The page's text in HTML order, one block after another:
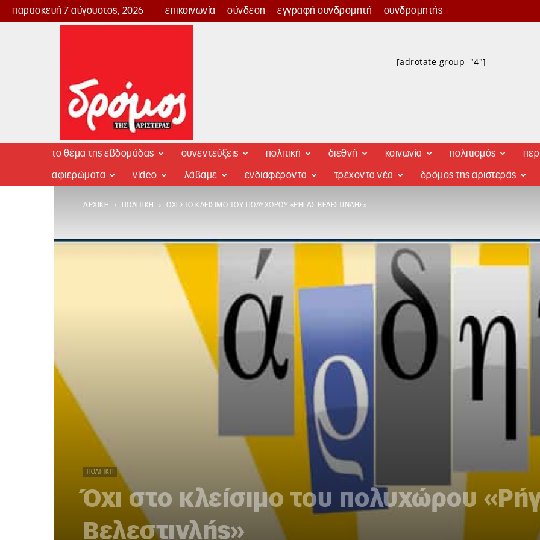
παρασκευή 7 αύγουστος, 2026 επικοινωνία σύνδεση εγγραφή συνδρομητή συνδρομητής
Δρόμος
[adrotate group="4"]
το θέμα της εβδομάδας συνεντεύξεις πολιτική διεθνή κοινωνία πολιτισμός
αφιερώματα video λάβαμε ενδιαφέροντα τρέχοντα νέα δρόμος της αριστεράς
ΑΡΧΙΚΉ ΠΟΛΙΤΙΚΉ ΌΧΙ ΣΤΟ ΚΛΕΊΣΙΜΟ ΤΟΥ ΠΟΛΥΧΏΡΟΥ «ΡΉΓΑΣ ΒΕΛΕΣΤΙΝΛΉΣ»
ΠΟΛΙΤΙΚΉ
Όχι στο κλείσιμο του πολυχώρου
Βελεστινλής»